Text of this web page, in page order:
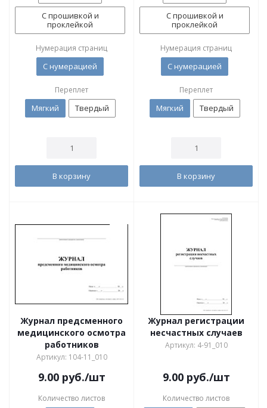
С прошивкой и
проклейкой
Нумерация страниц
С нумерацией
Переплет
Мягкий Твердый
В корзину
С прошивкой и
проклейкой
Нумерация страниц
С нумерацией
Переплет
Мягкий Твердый
В корзину
Журнал предсменного
медицинского осмотра
работников
Артикул: 104-11_010
9.00руб./шт
Количество листов
Журнал регистрации
несчастных случаев
Артикул: 4-91_010
9.00руб./шт
Количество листов